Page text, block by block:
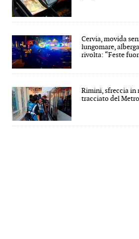
Cervia, movida
lungomare,
rivolta: “Feste
Rimini, sfreccia
tracciato del